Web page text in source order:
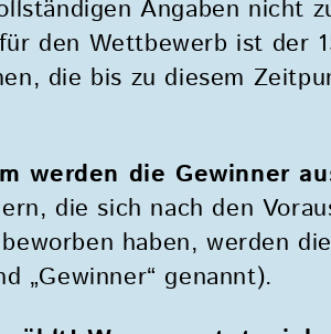
Angaben nicht
den Wettbewerb ist der
die bis zu diesem
werden die Gewinner
die sich nach den
haben, werden
„Gewinner“ genannt).